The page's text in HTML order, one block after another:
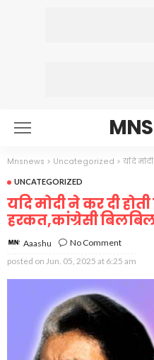
Mnsnews > Uncategorized > यदि मोदी ने
UNCATEGORIZED
यदि मोदी ने कर दी होती
हरकत,कांग्रेसी
Aaashu
No Comment
posted on Jun. 05, 2025 at 6:25 am